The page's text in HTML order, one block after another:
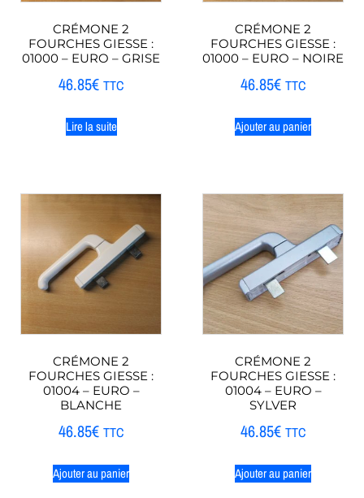
CRÉMONE 2
FOURCHES GIESSE :
01000 – EURO – GRISE
46.85€ TTC
Lire la suite
CRÉMONE 2
FOURCHES GIESSE :
01000 – EURO – NOIRE
46.85€ TTC
Ajouter au panier
CRÉMONE 2
FOURCHES GIESSE :
01004 – EURO –
BLANCHE
46.85€ TTC
Ajouter au panier
CRÉMONE 2
FOURCHES GIESSE :
01004 – EURO –
SYLVER
46.85€ TTC
Ajouter au panier